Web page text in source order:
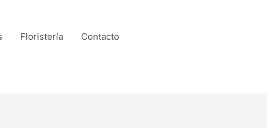
Floristería Contacto